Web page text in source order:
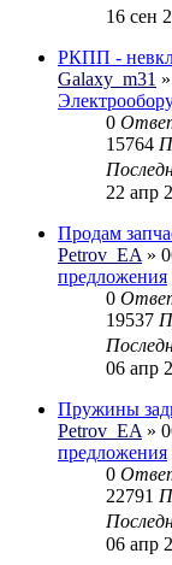
16 сен
РКПП -
Galaxy_m31
0
15764
22 апр
Продам
Petrov_EA »
предложения
0
19537
06 апр
Пружины
Petrov_EA »
предложения
0
22791
06 апр